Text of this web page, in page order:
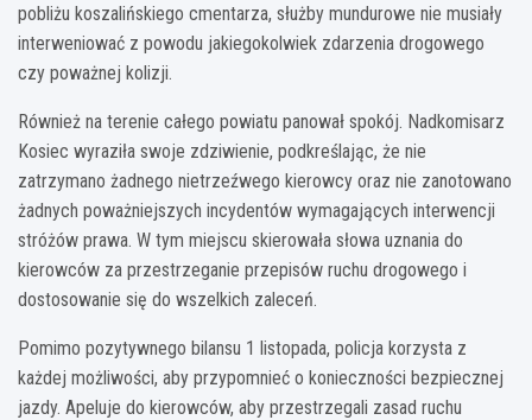
pobliżu koszalińskiego cmentarza, służby mundurowe nie musiały
interweniować z powodu jakiegokolwiek zdarzenia drogowego
czy poważnej kolizji.
Również na terenie całego powiatu panował spokój. Nadkomisarz
Kosiec wyraziła swoje zdziwienie, podkreślając, że nie
zatrzymano żadnego nietrzeźwego kierowcy oraz nie zanotowano
żadnych poważniejszych incydentów wymagających interwencji
stróżów prawa. W tym miejscu skierowała słowa uznania do
kierowców za przestrzeganie przepisów ruchu drogowego i
dostosowanie się do wszelkich zaleceń.
Pomimo pozytywnego bilansu 1 listopada, policja korzysta z
każdej możliwości, aby przypomnieć o konieczności bezpiecznej
jazdy. Apeluje do kierowców, aby przestrzegali zasad ruchu